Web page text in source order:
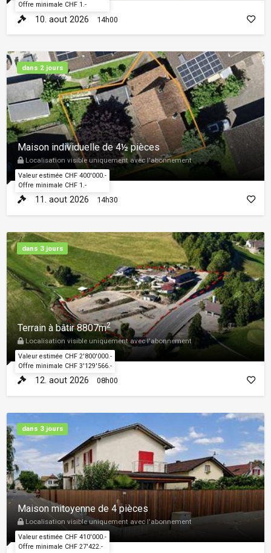
Offre minimale CHF 1.-
10. aout 2026 14h00
dans 2 jours
Valeur estimée CHF 400'000.-
Offre minimale CHF 1.-
Maison individuelle de 4½ pièces
Localisation visible uniquement avec l'abonnement
11. aout 2026 14h30
dans 3 jours
Valeur estimée CHF 2'800'000.-
Offre minimale CHF 3'129'566.-
Terrain à bâtir 8807m2
Localisation visible uniquement avec l'abonnement
12. aout 2026 08h00
dans 3 jours
Valeur estimée CHF 410'000.-
Offre minimale CHF 27'422.-
Maison mitoyenne de 4 pièces
Localisation visible uniquement avec l'abonnement